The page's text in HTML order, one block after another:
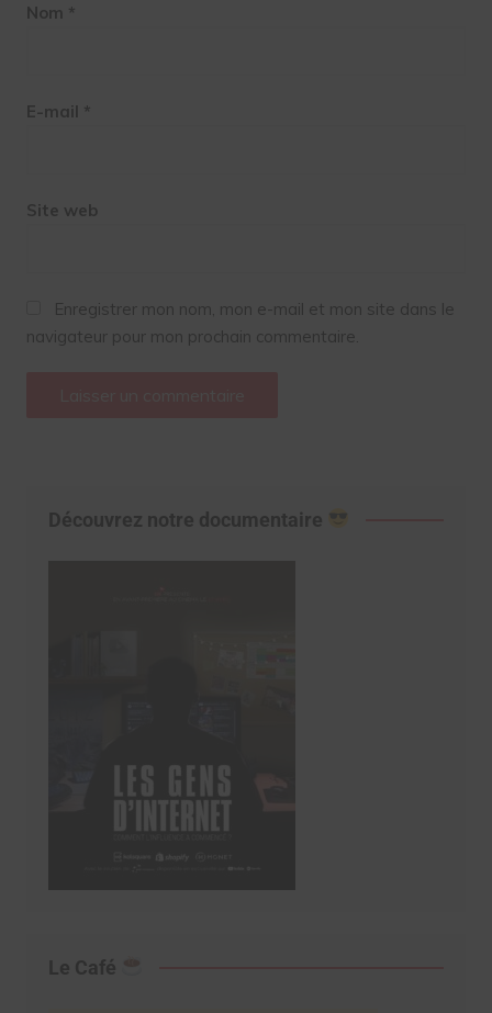
Nom *
E-mail *
Site web
Enregistrer mon nom, mon e-mail et mon site dans le
navigateur pour mon prochain commentaire.
Découvrez notre documentaire
Le Café